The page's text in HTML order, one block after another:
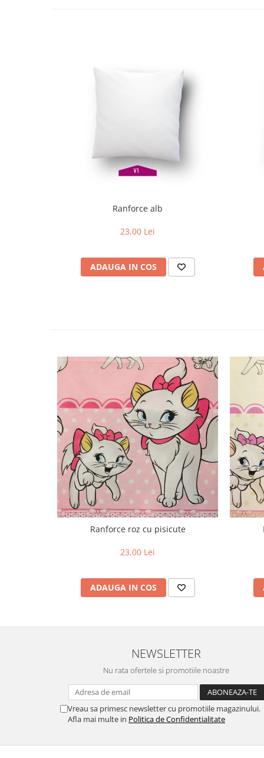
Ranforce alb
23,00 Lei
ADAUGA IN COS
Ranforce roz cu pisicute
23,00 Lei
ADAUGA IN COS
NEWSLETTER
Nu rata ofertele si promotiile noastre
Vreau sa primesc newsletter cu promotiile magazinului.
Afla mai multe in Politica de Confidentialitate